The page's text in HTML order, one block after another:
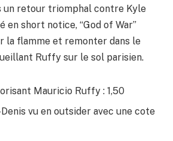
un retour triomphal contre Kyle
en short notice, “God of War”
la flamme et remonter dans le
Ruffy sur le sol parisien.
Mauricio Ruffy : 1,50
vu en outsider avec une cote